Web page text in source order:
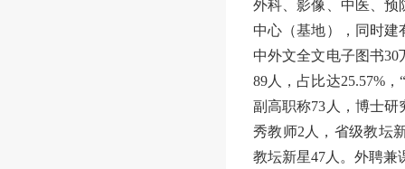
外科、影像、中医、预
中心 （基地）
，同时
中外文全文电子图书
89人，占比达25.57%
副高职称73人，博士
秀教师2人，省级教坛
教坛新星47 人。外聘兼